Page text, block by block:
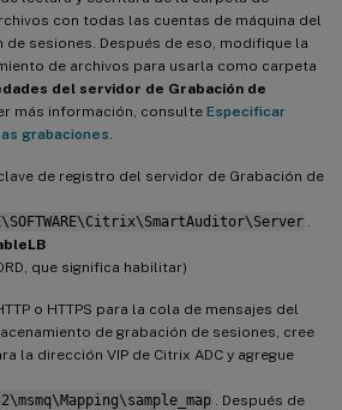
con todas las cuentas de máquina del
de sesiones. Después de eso, modifique la
de archivos para usarla como carpeta
del servidor de Grabación de
más información, consulte Especificar
grabaciones
de registro del servidor de Grabación de
que significa habilitar)
o HTTPS para la cola de mensajes del
de grabación de sesiones, cree
la dirección VIP de Citrix ADC y agregue
. Después de